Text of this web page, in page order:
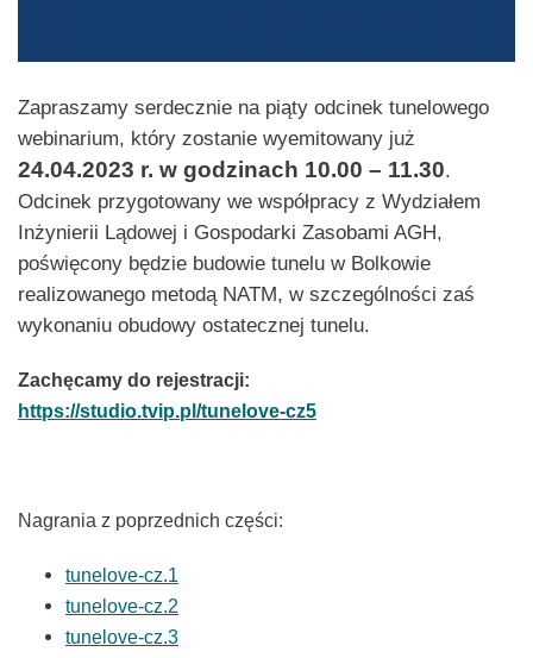
Zapraszamy serdecznie na piąty odcinek tunelowego
webinarium, który zostanie wyemitowany już
24.04.2023 r. w godzinach 10.00 – 11.30.
Odcinek przygotowany we współpracy z Wydziałem
Inżynierii Lądowej i Gospodarki Zasobami AGH,
poświęcony będzie budowie tunelu w Bolkowie
realizowanego metodą NATM, w szczególności zaś
wykonaniu obudowy ostatecznej tunelu.
Zachęcamy do rejestracji:
https://studio.tvip.pl/tunelove-cz5
Nagrania z poprzednich części:
tunelove-cz.1
tunelove-cz.2
tunelove-cz.3